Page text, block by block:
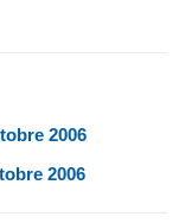
2006
2006